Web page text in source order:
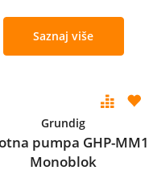
Saznaj više
Grundig
pumpa GHP-
Monoblok